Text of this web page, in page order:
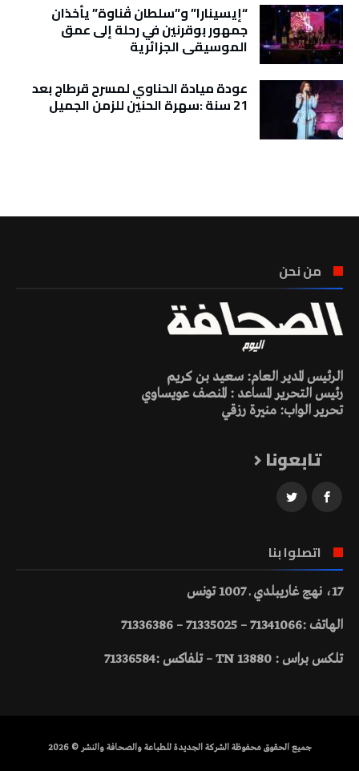
“إيسينارا” و”سلطان ڤناوة” يأخذان
جمهور بوقرنين في رحلة إلى عمق
الموسيقى الجزائرية
عودة ميادة الحناوي لمسرح قرطاج بعد
21 سنة :سهرة الحنين للزمن الجميل
من نحن
الرئيس المدير العام: سعيد بن كريم
رئيس التحرير المساعد : المنصف عويساوي
تحرير الواب: منيرة رزقي
تابعونا
اتصلوا بنا
17، نهج غاريبلدي ـ 1007 تونس
الهاتف :71341066 – 71335025 – 71336386
تلكس براس : 13880 TN – تلفاكس :71336584
جميع الحقوق محفوظة الشركة الجديدة للطباعة والصحافة والنشر © 2026